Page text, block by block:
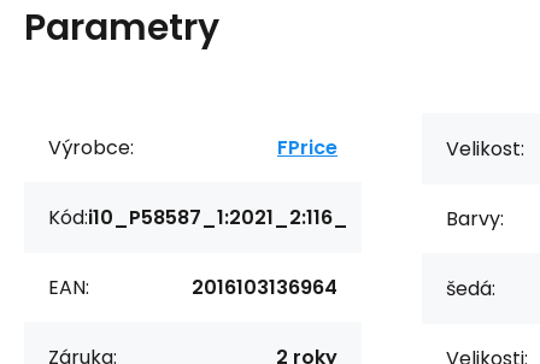
Parametry
Výrobce: FPrice
Kód:i10_P58587_1:2021_2:116_
EAN: 2016103136964
Záruka: 2 roky
Velikost:
Barvy:
šedá:
Velikosti: